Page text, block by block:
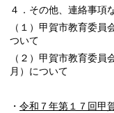
４．その他、連絡事項
（１）甲賀市教育委員
ついて
（２）甲賀市教育委員
月）について
・ 令和７年第１７回甲